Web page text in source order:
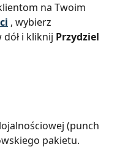
na Twoim
, wybierz
i kliknij Przydziel
(punch
pakietu.